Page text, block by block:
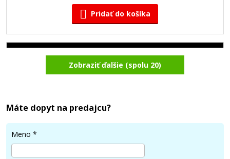
Pridať do košíka
Fotopapier A4, 50 listov, 135 g/m²,
obojstranný lesklý
Zobraziť ďalšie (spolu 20)
Máte dopyt na predajcu?
Meno *